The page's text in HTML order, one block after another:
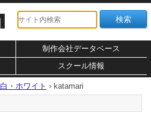
制作会社データベース
スクール情報
白・ホワイト › katamari